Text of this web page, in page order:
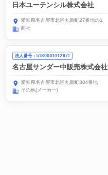
日本ユーテンシル株式会社
愛知県名古屋市北区丸新町27番地の1
商社
法人番号：5180001012971
名古屋サンダー中販売株式会社
愛知県名古屋市北区丸新町384番地
その他(メーカー)